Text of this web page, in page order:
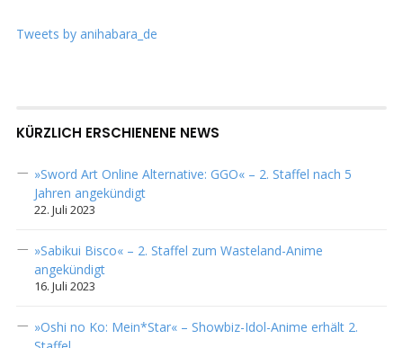
Tweets by anihabara_de
KÜRZLICH ERSCHIENENE NEWS
»Sword Art Online Alternative: GGO« – 2. Staffel nach 5
Jahren angekündigt
22. Juli 2023
»Sabikui Bisco« – 2. Staffel zum Wasteland-Anime
angekündigt
16. Juli 2023
»Oshi no Ko: Mein*Star« – Showbiz-Idol-Anime erhält 2.